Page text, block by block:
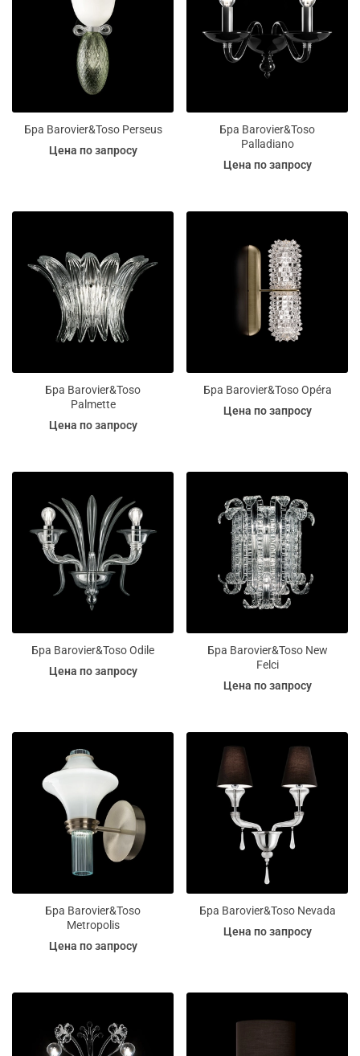
Бра Barovier&Toso Perseus
Цена по запросу
Бра Barovier&Toso
Palladiano
Цена по запросу
Бра Barovier&Toso
Palmette
Цена по запросу
Бра Barovier&Toso Opéra
Цена по запросу
Бра Barovier&Toso Odile
Цена по запросу
Бра Barovier&Toso New
Felci
Цена по запросу
Бра Barovier&Toso
Metropolis
Цена по запросу
Бра Barovier&Toso Nevada
Цена по запросу